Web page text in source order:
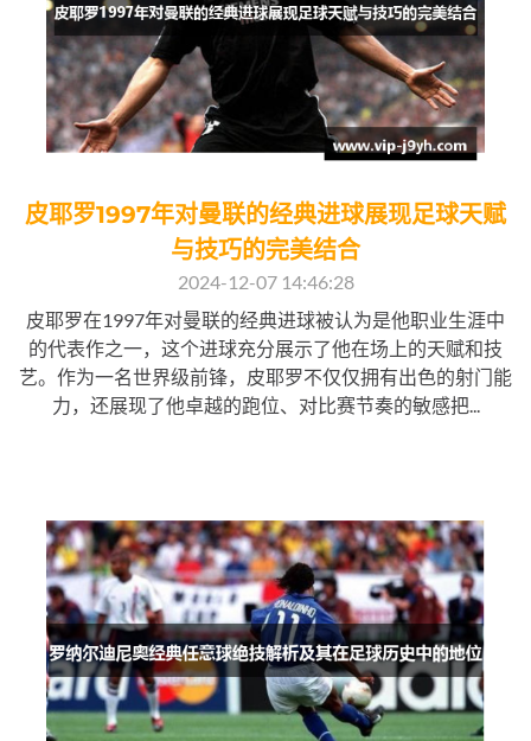
皮耶罗1997年对曼联的经典进球展现足球天赋
与技巧的完美结合
2024-12-07 14:46:28
皮耶罗在1997年对曼联的经典进球被认为是他职业生涯中
的代表作之一，这个进球充分展示了他在场上的天赋和技
艺。作为一名世界级前锋，皮耶罗不仅仅拥有出色的射门能
力，还展现了他卓越的跑位、对比赛节奏的敏感把...